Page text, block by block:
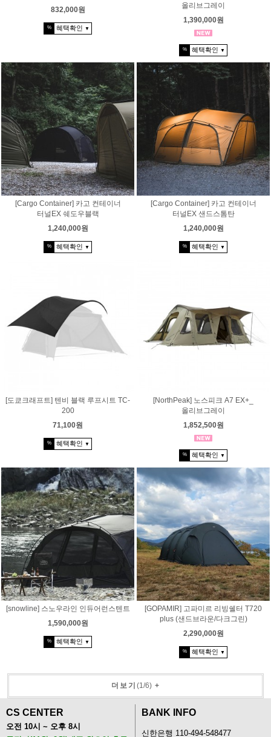
832,000원
% 혜택확인 ▼
올리브그레이
1,390,000원
% 혜택확인 ▼
[Cargo Container] 카고 컨테이너
터널EX 쉐도우블랙
1,240,000원
% 혜택확인 ▼
[Cargo Container] 카고 컨테이너
터널EX 샌드스톰탄
1,240,000원
% 혜택확인 ▼
[도쿄크래프트] 텐비 블랙 루프시트 TC-
200
71,100원
% 혜택확인 ▼
[NorthPeak] 노스피크 A7 EX+_
올리브그레이
1,852,500원
% 혜택확인 ▼
[snowline] 스노우라인 인듀어런스텐트
1,590,000원
% 혜택확인 ▼
[GOPAMIR] 고파미르 리빙쉘터 T720
plus (샌드브라운/다크그린)
2,290,000원
% 혜택확인 ▼
더보기 (1/6)+
CS CENTER
오전 10시 ~ 오후 8시
BANK INFO
신한은행 110-494-548477